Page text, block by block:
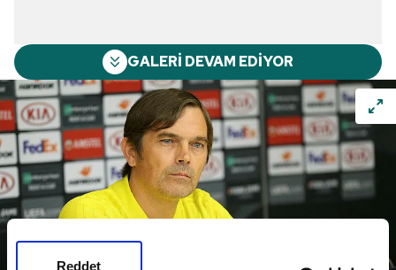
Reddet
GALERİ DEVAM EDİYOR